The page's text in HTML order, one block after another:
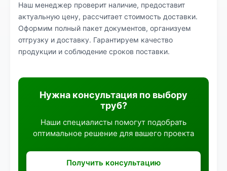
Наш менеджер проверит наличие, предоставит
актуальную цену, рассчитает стоимость доставки.
Оформим полный пакет документов, организуем
отгрузку и доставку. Гарантируем качество
продукции и соблюдение сроков поставки.
Нужна консультация по выбору
труб?
Наши специалисты помогут подобрать
оптимальное решение для вашего проекта
Получить консультацию